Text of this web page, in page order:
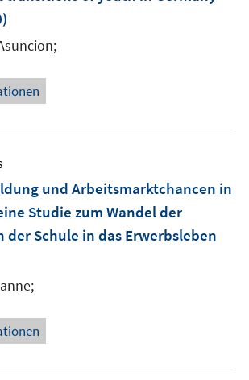
e
n
s
e
r
f
n
e
n
e
e
n
und Arbeitsmarktchancen in
Studie zum Wandel der
der Schule in das Erwerbsleben